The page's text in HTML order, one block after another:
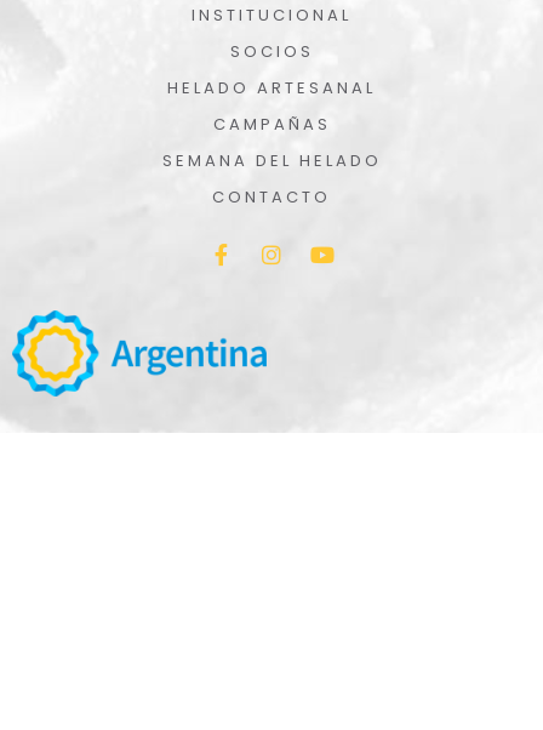
INSTITUCIONAL
SOCIOS
HELADO ARTESANAL
CAMPAÑAS
SEMANA DEL HELADO
CONTACTO